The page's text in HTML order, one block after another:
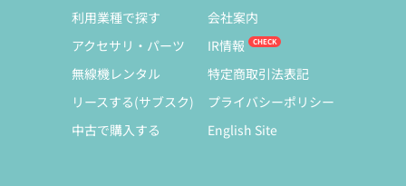
利用業種で探す
アクセサリ・パーツ
無線機レンタル
リースする(サブスク)
中古で購入する
会社案内
IR情報
特定商取引法表記
プライバシーポリシー
English Site